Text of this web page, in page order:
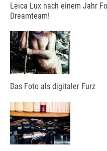
Leica Lux nach einem Jahr
Dreamteam!
Das Foto als digitaler Furz